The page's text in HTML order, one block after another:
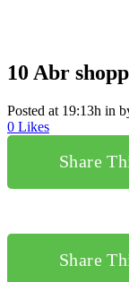
10 Abr
Posted at 19:13h in
0 Likes
Share
Share